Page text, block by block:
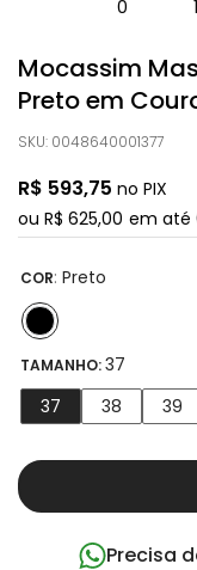
Mocassim
Preto em
SKU: 0048640001377
R$ 593,75 no PIX
ou R$ 625,00 em até
COR: Preto
TAMANHO:37
37
38 39
Precisa